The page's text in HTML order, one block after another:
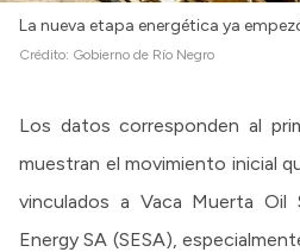
La nueva etapa energética ya
Crédito: Gobierno de Río Negro
Los datos corresponden al
muestran el movimiento inicial
vinculados a Vaca Muerta Oil
Energy SA (SESA),